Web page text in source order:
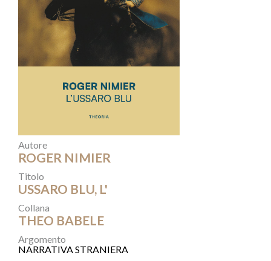
Autore
ROGER NIMIER
Titolo
USSARO BLU, L'
Collana
THEO BABELE
Argomento
NARRATIVA STRANIERA